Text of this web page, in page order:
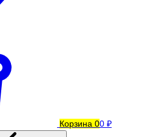
Корзина 00 ₽